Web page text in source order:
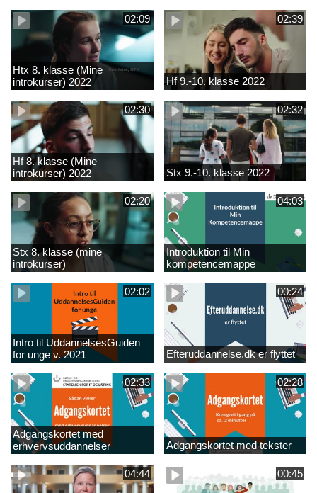
02:09
Htx 8. klasse (Mine
introkurser) 2022
02:39
Hf 9.-10. klasse 2022
02:30
Hf 8. klasse (Mine
introkurser) 2022
02:32
Stx 9.-10. klasse 2022
02:20
Stx 8. klasse (mine
introkurser)
04:03
Introduktion til Min
kompetencemappe
02:02
Intro til UddannelsesGuiden
for unge v. 2021
00:24
Efteruddannelse.dk er flyttet
02:33
Adgangskortet med
erhvervsuddannelser
02:28
Adgangskortet med tekster
04:44 00:45